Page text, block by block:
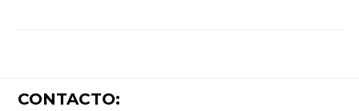
Footer
CONTACTO: